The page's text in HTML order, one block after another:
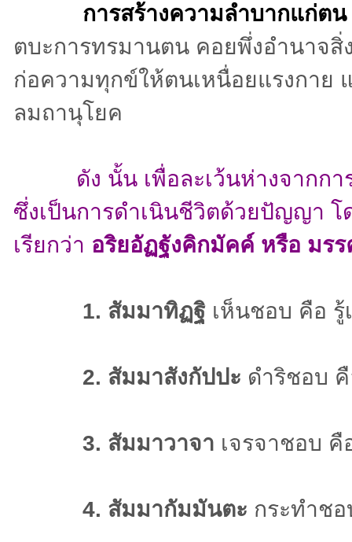
การสร้างความลำบากแก่ตน
ตบะการทรมานตน คอยพึ่งอำนาจ
ก่อความทุกข์ให้ตนเหนื่อยแรงกาย
ลมถานุโยค
ดัง นั้น เพื่อละเว้นห่างจากก
ซึ่งเป็นการดำเนินชีวิตด้วยปัญญา
เรียกว่า อริยอัฏฐังคิกมัคค์ หรือ มร
1. สัมมาทิฏฐิ เห็นชอบ คือ รู้
2. สัมมาสังกัปปะ ดำริชอบ
3. สัมมาวาจา เจรจาชอบ
4. สัมมากัมมันตะ กระทำช